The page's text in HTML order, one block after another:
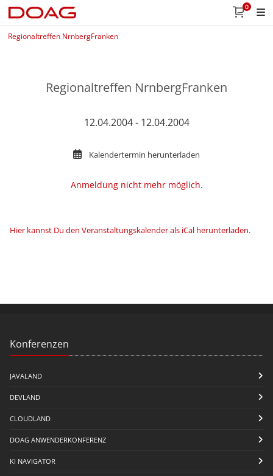
0
Regionaltreffen NrnbergFranken
Regionaltreffen NrnbergFranken
12.04.2004 - 12.04.2004
Kalendertermin herunterladen
Anmeldung nicht mehr möglich.
Hier kannst Du den Veranstaltungskalender als iCal herunterladen.
Konferenzen
JAVALAND
DEVLAND
CLOUDLAND
DOAG ANWENDERKONFERENZ
KI NAVIGATOR